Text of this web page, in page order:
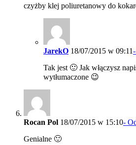
czyżby klej poliuretanowy do
JarekO 18/07/2015 w 09:11
Tak jest 🙂 Jak włączysz
wytłumaczone 😉
Rocan Pol 18/07/2015 w 15:10-
Genialne 🙂